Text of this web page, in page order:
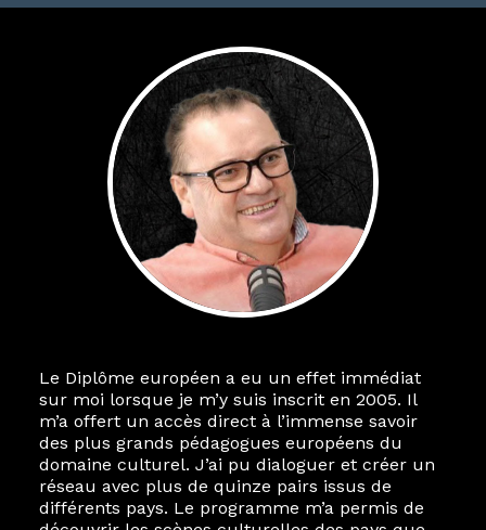
Le Diplôme européen a eu un effet immédiat
sur moi lorsque je m’y suis inscrit en 2005. Il
m’a offert un accès direct à l’immense savoir
des plus grands pédagogues européens du
domaine culturel. J’ai pu dialoguer et créer un
réseau avec plus de quinze pairs issus de
différents pays. Le programme m’a permis de